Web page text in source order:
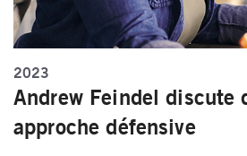
2023
Andrew Feindel discute
approche défensive